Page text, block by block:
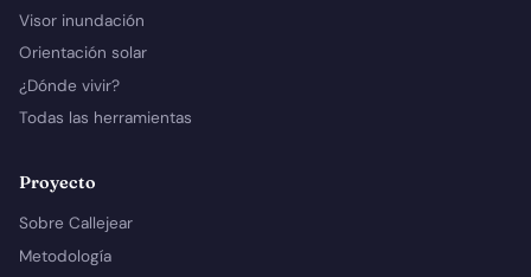
Visor inundación
Orientación solar
¿Dónde vivir?
Todas las herramientas
Proyecto
Sobre Callejear
Metodología